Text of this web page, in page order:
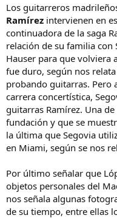
Los guitarreros
Ramírez intervienen en
continuadora de la saga
relación de su familia con
Hauser para que volviera
fue duro, según nos
probando guitarras. Pero
carrera concertística,
guitarras Ramírez. Una
fundación y que se
la última que Segovia
en Miami, según se nos
Por último señalar que
objetos personales del
nos señala algunas
de su tiempo, entre ellas